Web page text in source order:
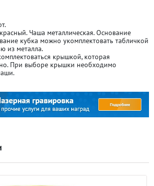
Чаша металлическая. Основание
кубка можно укомплектовать табличкой
из металла.
крышкой, которая
При выборе крышки необходимо